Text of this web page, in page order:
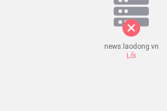
news.laodong.vn
Lỗi